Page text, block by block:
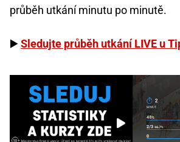
průběh utkání minutu po minutě.
▶️Sledujte průběh utkání LIVE u